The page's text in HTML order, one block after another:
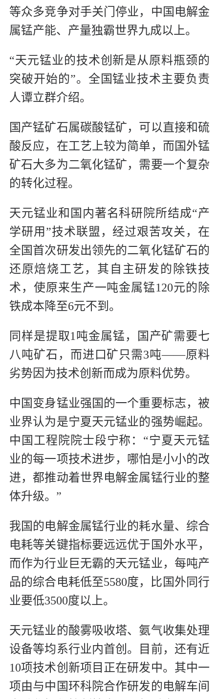
等众多竞争对手关门停业，中国电解金
属锰产能、产量独霸世界九成以上。
“天元锰业的技术创新是从原料瓶颈的
突破开始的”。全国锰业技术主要负责
人谭立群介绍。
国产锰矿石属碳酸锰矿，可以直接和硫
酸反应，在工艺上较为简单，而国外锰
矿石大多为二氧化锰矿，需要一个复杂
的转化过程。
天元锰业和国内著名科研院所结成“产
学研用”技术联盟，经过艰苦攻关，在
全国首次研发出领先的二氧化锰矿石的
还原焙烧工艺，其自主研发的除铁技
术，使原来生产一吨金属锰120元的除
铁成本降至6元不到。
同样是提取1吨金属锰，国产矿需要七
八吨矿石，而进口矿只需3吨——原料
劣势因为技术创新而成为原料优势。
中国变身锰业强国的一个重要标志，被
业界认为是宁夏天元锰业的强势崛起。
中国工程院院士段宁称：“宁夏天元锰
业的每一项技术进步，哪怕是小小的改
进，都推动着世界电解金属锰行业的整
体升级。”
我国的电解金属锰行业的耗水量、综合
电耗等关键指标要远远优于国外水平，
而作为行业巨无霸的天元锰业，每吨产
品的综合电耗低至5580度，比国外同行
业要低3500度以上。
天元锰业的酸雾吸收塔、氨气收集处理
设备等均系行业内首创。目前，还有近
10项技术创新项目正在研发中。其中一
项由与中国环科院合作研发的电解车间